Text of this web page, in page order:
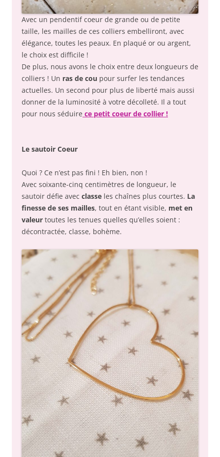
Avec un pendentif coeur de grande ou de petite
taille, les mailles de ces colliers embelliront, avec
élégance, toutes les peaux. En plaqué or ou argent,
le choix est difficile !
De plus, nous avons le choix entre deux longueurs de
colliers ! Un ras de cou pour surfer les tendances
actuelles. Un second pour plus de liberté mais aussi
donner de la luminosité à votre décolleté. Il a tout
pour nous séduire ce petit coeur de collier !
Le sautoir Coeur
Quoi ? Ce n’est pas fini ! Eh bien, non !
Avec soixante-cinq centimètres de longueur, le
sautoir défie avec classe les chaînes plus courtes. La
finesse de ses mailles, tout en étant visible, met en
valeur toutes les tenues quelles qu’elles soient :
décontractée, classe, bohème.